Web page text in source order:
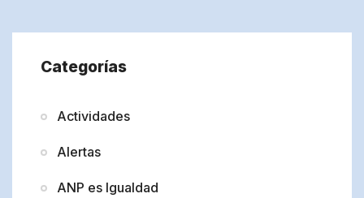
Categorías
Actividades
Alertas
ANP es Igualdad